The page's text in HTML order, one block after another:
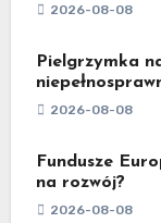
2026-08-08
Pielgrzymka
2026-08-08
Fundusze
na rozwój?
2026-08-08